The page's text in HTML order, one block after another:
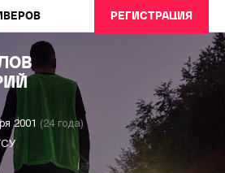
РЕГИСТРАЦИЯ
2001 (24 года)